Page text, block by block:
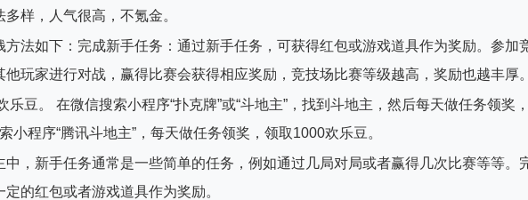
样，人气很高，不氪金。
法如下：完成新手任务：通过新手任务，可获得红包或游戏道具作为奖励。参加
玩家进行对战，赢得比赛会获得相应奖励，竞技场比赛等级越高，奖励也越丰厚。
豆。 在微信搜索小程序“扑克牌”或“斗地主”，找到斗地主，然后每天做任务领奖，
小程序“腾讯斗地主”，每天做任务领奖，领取1000欢乐豆。
中，新手任务通常是一些简单的任务，例如通过几局对局或者赢得几次比赛等等。
的红包或者游戏道具作为奖励。